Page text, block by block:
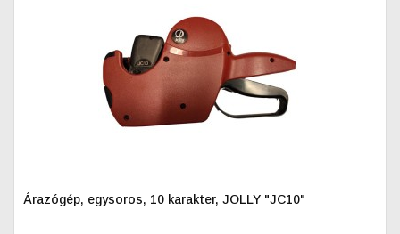
Árazógép, egysoros, 10 karakter, JOLLY "JC10"